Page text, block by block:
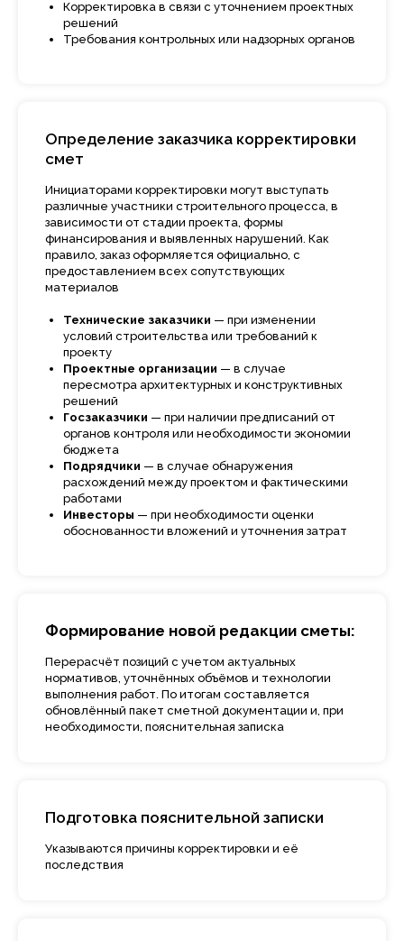
Корректировка в связи с уточнением проектных
решений
Требования контрольных или надзорных органов
Определение заказчика корректировки
смет
Инициаторами корректировки могут выступать
различные участники строительного процесса, в
зависимости от стадии проекта, формы
финансирования и выявленных нарушений. Как
правило, заказ оформляется официально, с
предоставлением всех сопутствующих
материалов
Технические заказчики — при изменении
условий строительства или требований к
проекту
Проектные организации — в случае
пересмотра архитектурных и конструктивных
решений
Госзаказчики — при наличии предписаний от
органов контроля или необходимости экономии
бюджета
Подрядчики — в случае обнаружения
расхождений между проектом и фактическими
работами
Инвесторы — при необходимости оценки
обоснованности вложений и уточнения затрат
Формирование новой редакции сметы:
Перерасчёт позиций с учетом актуальных
нормативов, уточнённых объёмов и технологии
выполнения работ. По итогам составляется
обновлённый пакет сметной документации и, при
необходимости, пояснительная записка
Подготовка пояснительной записки
Указываются причины корректировки и её
последствия
В каких случаях вам
необходима наша услуга?
В современных условиях корректировка — это
не просто техническая работа, а инструмент
защиты интересов заказчика. Корректировка
сметной документации от ООО «Сметный Центр
Девелопмент» помогает сохранить точность
расчётов, исключить завышения и перерасход,
обеспечить актуальность бюджета
на протяжении всего проекта.
Корректировка
сметной документации
в итоге становится
гарантией предсказуемости и успешного
завершения строительства